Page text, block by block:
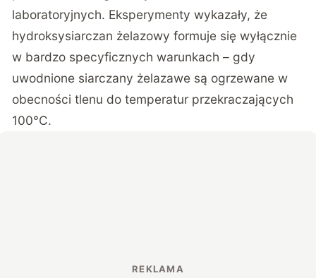
laboratoryjnych. Eksperymenty wykazały, że
hydroksysiarczan żelazowy formuje się wyłącznie
w bardzo specyficznych warunkach – gdy
uwodnione siarczany żelazawe są ogrzewane w
obecności tlenu do temperatur przekraczających
100°C.